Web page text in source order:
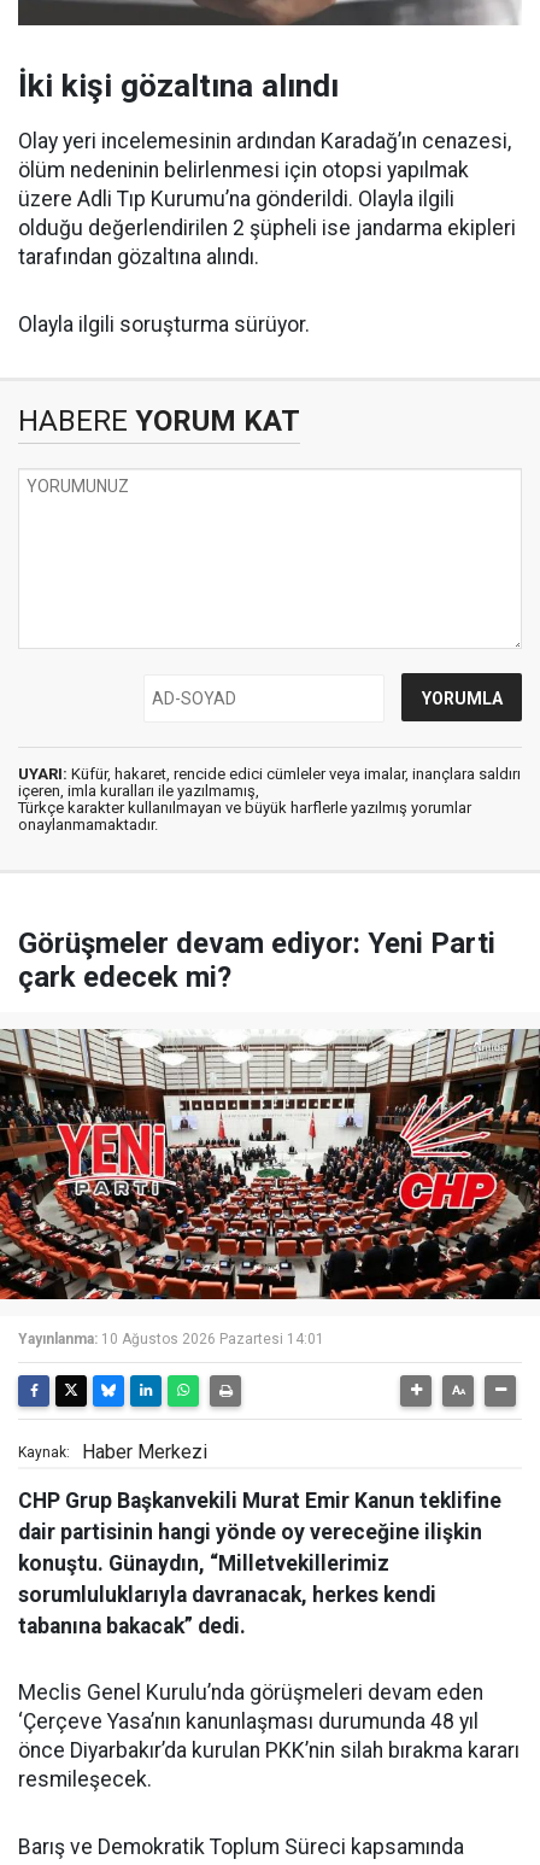
İki kişi gözaltına alındı
Olay yeri incelemesinin ardından Karadağ’ın cenazesi,
ölüm nedeninin belirlenmesi için otopsi yapılmak
üzere Adli Tıp Kurumu’na gönderildi. Olayla ilgili
olduğu değerlendirilen 2 şüpheli ise jandarma ekipleri
tarafından gözaltına alındı.
Olayla ilgili soruşturma sürüyor.
HABERE YORUM KAT
UYARI: Küfür, hakaret, rencide edici cümleler veya imalar, inançlara saldırı
içeren, imla kuralları ile yazılmamış,
Türkçe karakter kullanılmayan ve büyük harflerle yazılmış yorumlar
onaylanmamaktadır.
Görüşmeler devam ediyor: Yeni Parti
çark edecek mi?
Yayınlanma: 10 Ağustos 2026 Pazartesi 14:01
Kaynak: Haber Merkezi
CHP Grup Başkanvekili Murat Emir Kanun teklifine
dair partisinin hangi yönde oy vereceğine ilişkin
konuştu. Günaydın, “Milletvekillerimiz
sorumluluklarıyla davranacak, herkes kendi
tabanına bakacak” dedi.
Meclis Genel Kurulu’nda görüşmeleri devam eden
‘Çerçeve Yasa’nın kanunlaşması durumunda 48 yıl
önce Diyarbakır’da kurulan PKK’nin silah bırakma kararı
resmileşecek.
Barış ve Demokratik Toplum Süreci kapsamında